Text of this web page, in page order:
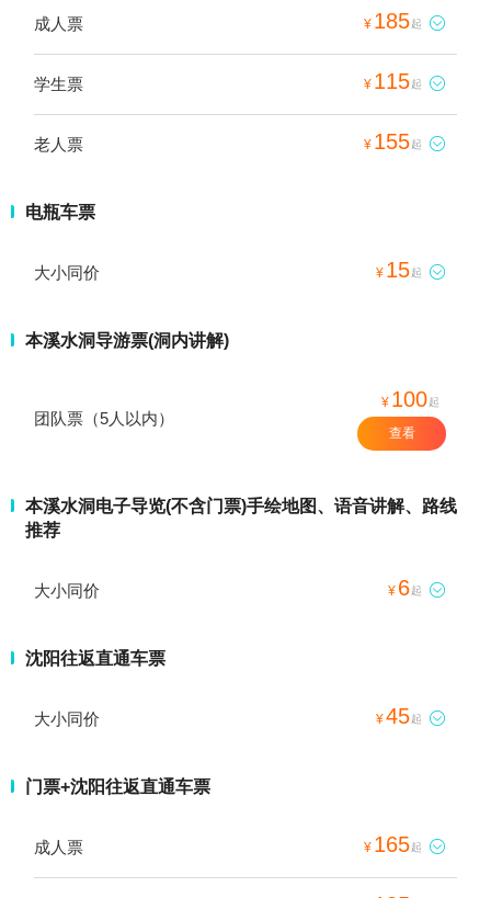
成人票 ¥ 185起 
学生票 ¥ 115起 
老人票 ¥ 155起 
电瓶车票
大小同价 ¥ 15起 
本溪水洞导游票(洞内讲解)
团队票（5人以内）
¥ 100起
查看
本溪水洞电子导览(不含门票)手绘地图、语音讲解、路线
推荐
大小同价 ¥ 6起 
沈阳往返直通车票
大小同价 ¥45起 
门票+沈阳往返直通车票
成人票 ¥ 165起 